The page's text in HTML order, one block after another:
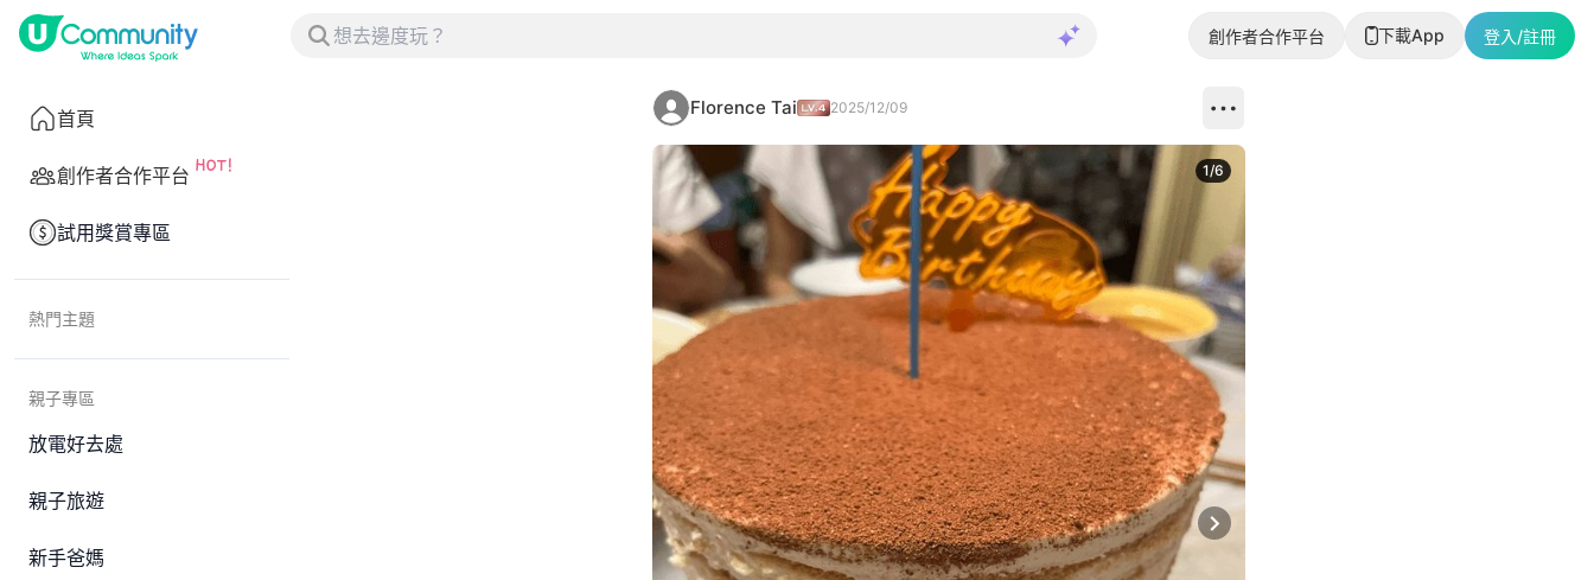
創作者合作平台 下載App 登入/註冊
首頁
創作者合作平台
試用獎賞專區
熱門主題
親子專區
放電好去處
親子旅遊
新手爸媽
Florence Tai 2025/12/09
Next slide
1/6